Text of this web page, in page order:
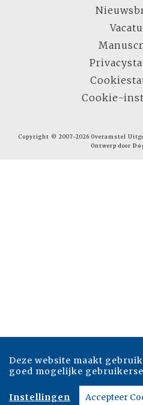
Cookie-
Copyright © 2007-2026 Overamstel
Ontwerp door
Deze website maakt
goed mogelijke
Instellingen Accepteer